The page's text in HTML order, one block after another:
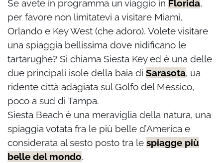
Se avete in programma un viaggio in Florida,
per favore non limitatevi a visitare Miami,
Orlando e Key West (che adoro). Volete visitare
una spiaggia bellissima dove nidificano le
tartarughe? Si chiama Siesta Key ed è una delle
due principali isole della baia di Sarasota, ua
ridente città adagiata sul Golfo del Messico,
poco a sud di Tampa.
Siesta Beach è una meraviglia della natura, una
spiaggia votata fra le più belle d’America e
considerata al sesto posto tra le spiagge più
belle del mondo.